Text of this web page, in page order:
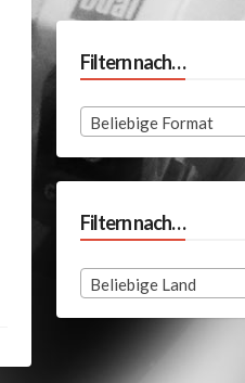
Filtern nach…
Beliebige Format
Filtern nach…
Beliebige Land